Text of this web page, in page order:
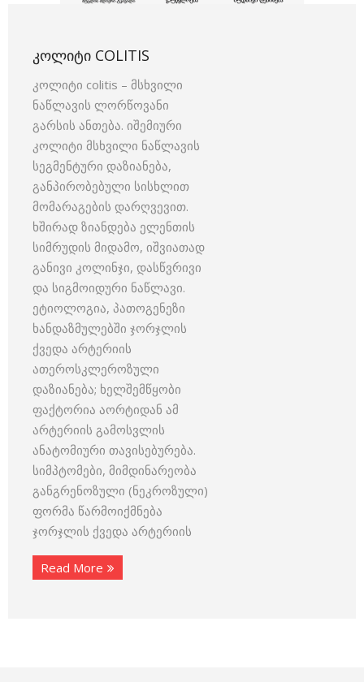
ᲙᲝᲚᲘᲢᲘ COLITIS
კოლიტი colitis – მსხვილი
ნაწლავის ლორწოვანი
გარსის ანთება. იშემიური
კოლიტი მსხვილი ნაწლავის
სეგმენტური დაზიანება,
განპირობებული სისხლით
მომარაგების დარღვევით.
ხშირად ზიანდება ელენთის
სიმრუდის მიდამო, იშვიათად
განივი კოლინჯი, დასწვრივი
და სიგმოიდური ნაწლავი.
ეტიოლოგია, პათოგენეზი
ხანდაზმულებში ჯორჯლის
ქვედა არტერიის
ათეროსკლეროზული
დაზიანება; ხელშემწყობი
ფაქტორია აორტიდან ამ
არტერიის გამოსვლის
ანატომიური თავისებურება.
სიმპტომები, მიმდინარეობა
განგრენოზული (ნეკროზული)
ფორმა წარმოიქმნება
ჯორჯლის ქვედა არტერიის
Read More